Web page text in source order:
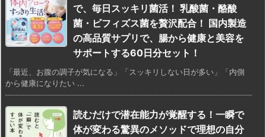
で、毎日スッキリ菌活！ 乳酸菌・酪酸
菌・ビフィズス菌を贅沢配合！ 国内製造
の高品質サプリで、腸から健康と美容を
サポートする60日分セット！
「最近、お腹の調子が気になる」「スッキリしない日が多い」「内側
から健康になりたい ...
読むだけで潜在能力が覚醒する！一瞬で
体が変わる驚異のメソッドで理想の自分